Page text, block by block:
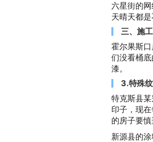
六星街的
天晴天都
三、施
霍尔果斯
们没看桶
漆。
3.特殊
特克斯县
印子，现
的房子要慎
新源县的